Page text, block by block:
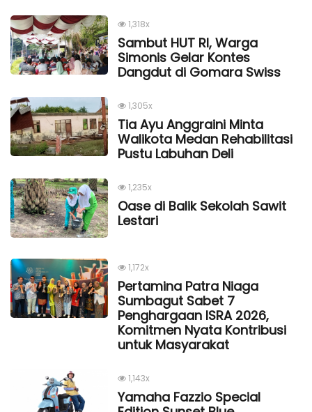
1,318x
Sambut HUT RI, Warga
Simonis Gelar Kontes
Dangdut di Gomara Swiss
1,305x
Tia Ayu Anggraini Minta
Walikota Medan Rehabilitasi
Pustu Labuhan Deli
1,235x
Oase di Balik Sekolah Sawit
Lestari
1,172x
Pertamina Patra Niaga
Sumbagut Sabet 7
Penghargaan ISRA 2026,
Komitmen Nyata Kontribusi
untuk Masyarakat
1,143x
Yamaha Fazzio Special